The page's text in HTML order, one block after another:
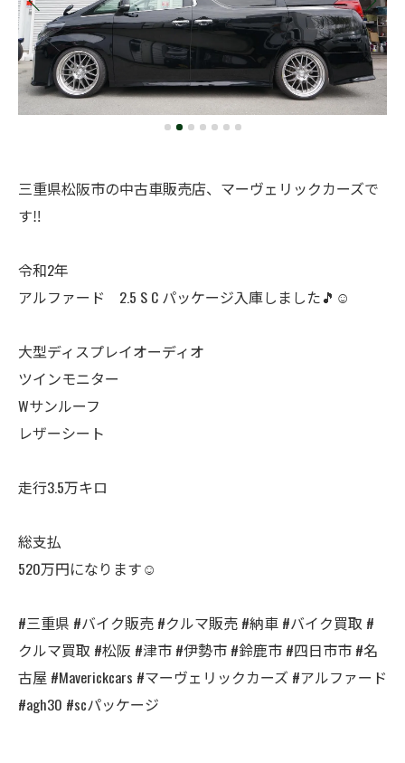
三重県松阪市の中古車販売店、マーヴェリックカーズで
す‼️
令和2年
アルファード 2.5 S C パッケージ入庫しました🎵☺️
大型ディスプレイオーディオ
ツインモニター
Wサンルーフ
レザーシート
走行3.5万キロ
総支払
520万円になります☺️
#三重県 #バイク販売 #クルマ販売 #納車 #バイク買取 #
クルマ買取 #松阪 #津市 #伊勢市 #鈴鹿市 #四日市市 #名
古屋 #Maverickcars #マーヴェリックカーズ #アルファード
#agh30 #scパッケージ